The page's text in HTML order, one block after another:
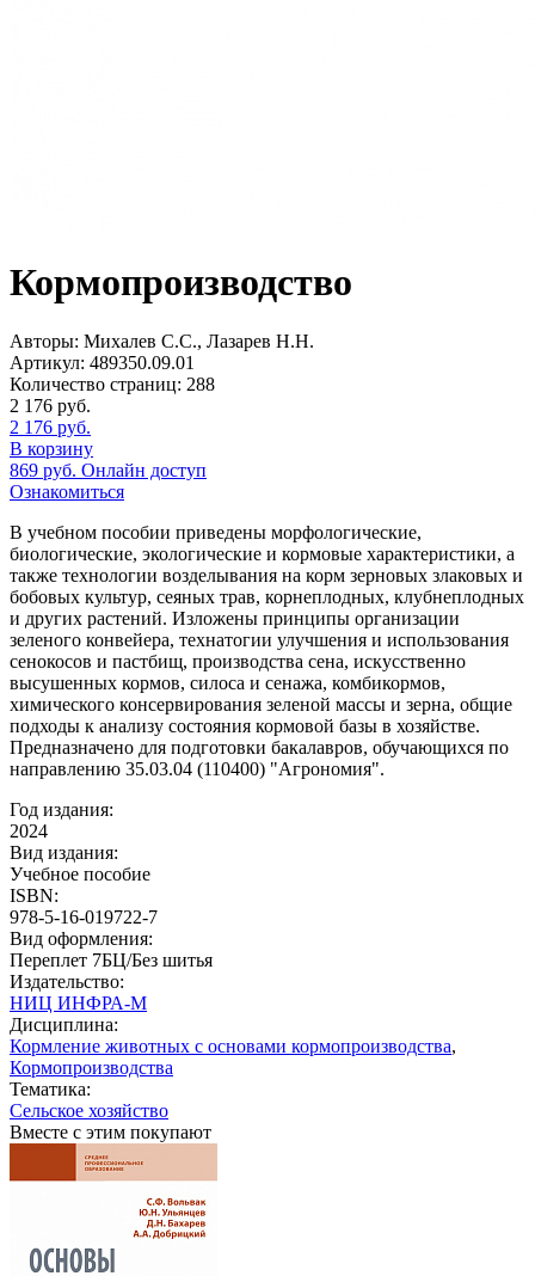
Кормопроизводство
Авторы: Михалев С.С., Лазарев Н.Н.
Артикул: 489350.09.01
Количество страниц: 288
2 176 руб.
2 176 руб.
В корзину
869 руб. Онлайн доступ
Ознакомиться
В учебном пособии приведены морфологические,
биологические, экологические и кормовые характеристики, а
также технологии возделывания на корм зерновых злаковых и
бобовых культур, сеяных трав, корнеплодных, клубнеплодных
и других растений. Изложены принципы организации
зеленого конвейера, технатогии улучшения и использования
сенокосов и пастбищ, производства сена, искусственно
высушенных кормов, силоса и сенажа, комбикормов,
химического консервирования зеленой массы и зерна, общие
подходы к анализу состояния кормовой базы в хозяйстве.
Предназначено для подготовки бакалавров, обучающихся по
направлению 35.03.04 (110400) "Агрономия".
Год издания:
2024
Вид издания:
Учебное пособие
ISBN:
978-5-16-019722-7
Вид оформления:
Переплет 7БЦ/Без шитья
Издательство:
НИЦ ИНФРА-М
Дисциплина:
Кормление животных с основами кормопроизводства,
Кормопроизводства
Тематика:
Сельское хозяйство
Вместе с этим покупают